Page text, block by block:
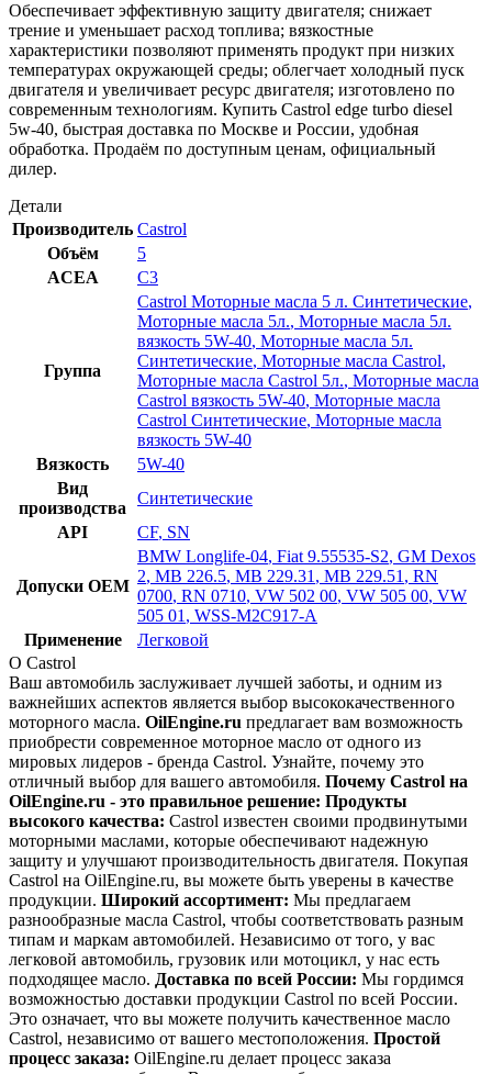
Обеспечивает эффективную защиту двигателя; снижает
трение и уменьшает расход топлива; вязкостные
характеристики позволяют применять продукт при низких
температурах окружающей среды; облегчает холодный пуск
двигателя и увеличивает ресурс двигателя; изготовлено по
современным технологиям. Купить Castrol edge turbo diesel
5w-40, быстрая доставка по Москве и России, удобная
обработка. Продаём по доступным ценам, официальный
дилер.
Детали
Производитель Castrol
Объём
5
ACEA
C3
Группа
Castrol Моторные масла 5 л. Синтетические,
Моторные масла 5л., Моторные масла 5л.
вязкость 5W-40, Моторные масла 5л.
Синтетические, Моторные масла Castrol,
Моторные масла Castrol 5л., Моторные масла
Castrol вязкость 5W-40, Моторные масла
Castrol Синтетические, Моторные масла
вязкость 5W-40
Вязкость
5W-40
Вид
производства
Синтетические
API
CF, SN
Допуски OEM
BMW Longlife-04, Fiat 9.55535-S2, GM Dexos
2, MB 226.5, MB 229.31 , MB 229.51 , RN
0700, RN 0710, VW 502 00, VW 505 00, VW
505 01 , WSS-M2C917-A
Применение
Легковой
О Castrol
Ваш автомобиль заслуживает лучшей заботы, и одним из
важнейших аспектов является выбор высококачественного
моторного масла. OilEngine.ru предлагает вам возможность
приобрести современное моторное масло от одного из
мировых лидеров - бренда Castrol. Узнайте, почему это
отличный выбор для вашего автомобиля. Почему Castrol на
OilEngine.ru - это правильное решение: Продукты
высокого качества: Castrol известен своими продвинутыми
моторными маслами, которые обеспечивают надежную
защиту и улучшают производительность двигателя. Покупая
Castrol на OilEngine.ru, вы можете быть уверены в качестве
продукции. Широкий ассортимент: Мы предлагаем
разнообразные масла Castrol, чтобы соответствовать разным
типам и маркам автомобилей. Независимо от того, у вас
легковой автомобиль, грузовик или мотоцикл, у нас есть
подходящее масло. Доставка по всей России: Мы гордимся
возможностью доставки продукции Castrol по всей России.
Это означает, что вы можете получить качественное масло
Castrol, независимо от вашего местоположения. Простой
процесс заказа: OilEngine.ru делает процесс заказа